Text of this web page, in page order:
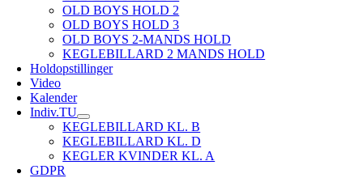
OLD BOYS HOLD 2
OLD BOYS HOLD 3
OLD BOYS 2-MANDS HOLD
KEGLEBILLARD 2 MANDS HOLD
Holdopstillinger
Video
Kalender
Indiv.TU
KEGLEBILLARD KL. B
KEGLEBILLARD KL. D
KEGLER KVINDER KL. A
GDPR